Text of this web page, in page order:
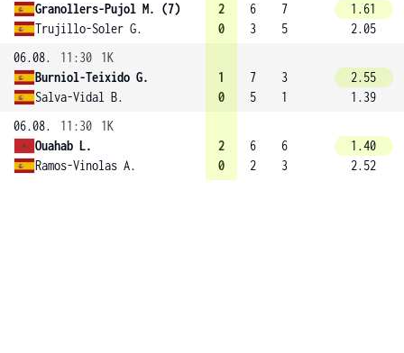
Granollers-Pujol M. (7)
Trujillo-Soler G.
2
0
6
3
7
5
1.61
2.05
06.08.
11:30
1K
Burniol-Teixido G.
Salva-Vidal B.
1
0
7
5
3
1
2.55
1.39
06.08.
11:30
1K
Ouahab L.
Ramos-Vinolas A.
2
0
6
2
6
3
1.40
2.52